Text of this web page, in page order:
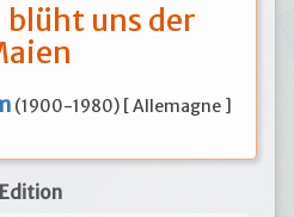
blüht uns der
(1900-1980) [ Allemagne ]
Edition